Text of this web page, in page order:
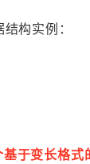
构实例：
基于变长格式